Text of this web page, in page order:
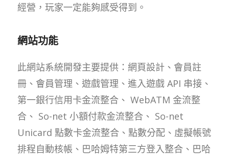
經營，玩家一定能夠感受得到。
網站功能
此網站系統開發主要提供：網頁設計、會員註
冊、會員管理、遊戲管理、進入遊戲 API 串接、
第一銀行信用卡金流整合、 WebATM 金流整
合、 So-net 小額付款金流整合、 So-net
Unicard 點數卡金流整合、點數分配、虛擬帳號
排程自動核帳、巴哈姆特第三方登入整合、巴哈